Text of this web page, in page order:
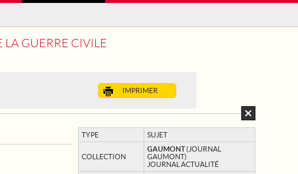
GUERRE CIVILE
IMPRIMER
TYPE SUJET
COLLECTION
GAUMONT(JOURNAL
GAUMONT)
JOURNAL ACTUALITÉ